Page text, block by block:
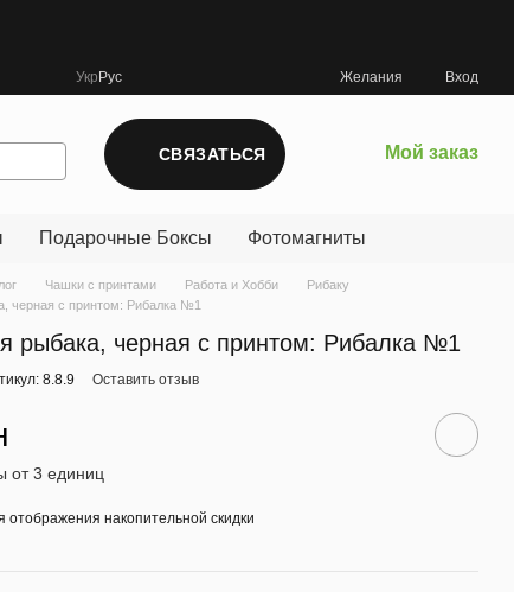
Укр Рус Желания Вход
СВЯЗАТЬСЯ Мой заказ
Подарочные Боксы Фотомагниты
Чашки с принтами Работа и Хобби
Рибаку
черная с принтом: Рибалка №1
рыбака, черная с принтом: Рибалка №1
8.8.9 Оставить отзыв
от 3 единиц
отображения накопительной скидки